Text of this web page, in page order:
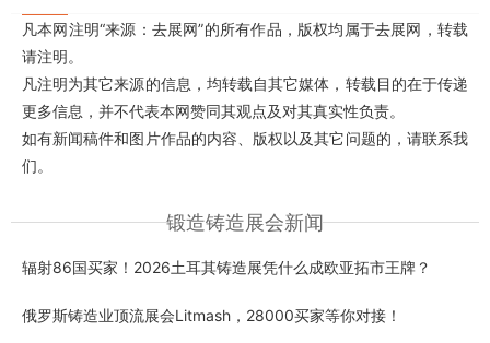
凡本网注明“来源：去展网”的所有作品，版权均属于去展网，转载
请注明。
凡注明为其它来源的信息，均转载自其它媒体，转载目的在于传递
更多信息，并不代表本网赞同其观点及对其真实性负责。
如有新闻稿件和图片作品的内容、版权以及其它问题的，请联系我
们。
锻造铸造展会新闻
辐射86国买家！2026土耳其铸造展凭什么成欧亚拓市王牌？
俄罗斯铸造业顶流展会Litmash，28000买家等你对接！